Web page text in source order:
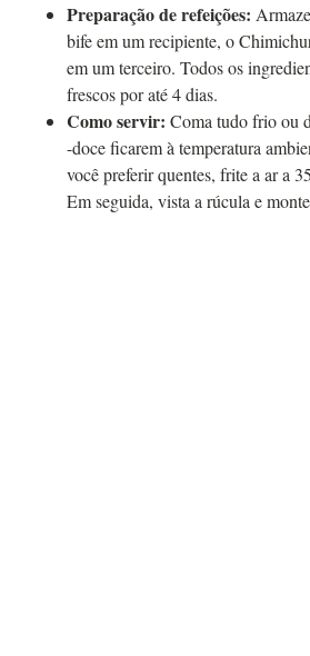
Preparação de refeições:
bife em um recipiente, o
em um terceiro. Todos os
frescos por até 4 dias.
Como servir: Coma tudo frio ou
-doce ficarem à temperatura
você preferir quentes, frite a ar a
Em seguida, vista a rúcula e